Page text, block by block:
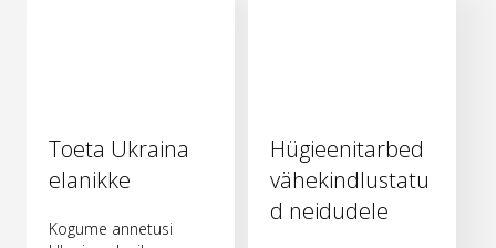
Toeta Ukraina
elanikke
Kogume annetusi
Hügieenitarbed
vähekindlustatu
d neidudele